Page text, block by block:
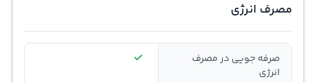
مصرف انرژی
صرفه جویی در مصرف
انرژی